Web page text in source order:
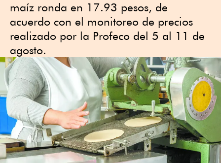
maíz ronda en 17.93 pesos, de
acuerdo con el monitoreo de precios
realizado por la Profeco del 5 al 11 de
agosto.